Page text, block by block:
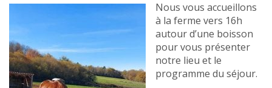
Nous vous accueillons
à la ferme vers 16h
autour d’une boisson
pour vous présenter
notre lieu et le
programme du séjour.